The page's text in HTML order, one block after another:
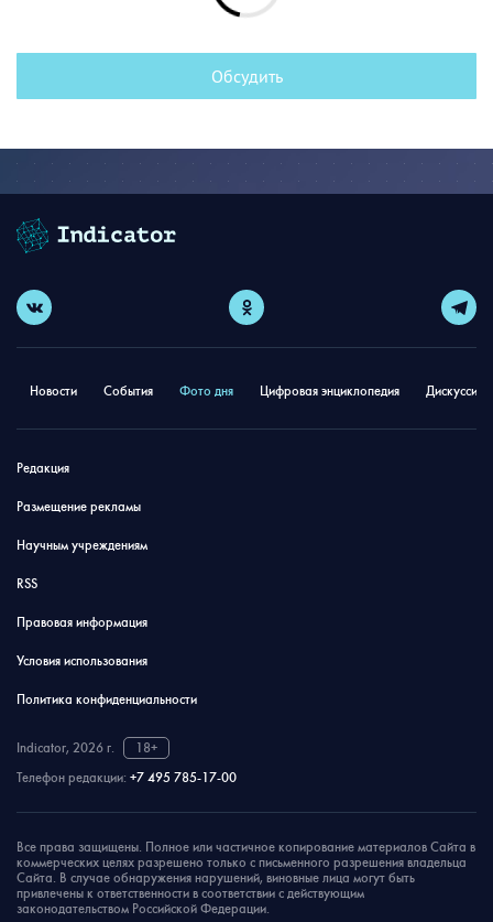
Обсудить
Новости События Фото дня Цифровая энциклопедия
Редакция
Размещение рекламы
Научным учреждениям
RSS
Правовая информация
Условия использования
Политика конфиденциальности
Indicator, 2026 г.
18+
Телефон редакции: +7 495 785-17-00
Все права защищены. Полное или частичное копирование материалов Сайта в
коммерческих целях разрешено только с письменного разрешения владельца
Сайта. В случае обнаружения нарушений, виновные лица могут быть
привлечены к ответственности в соответствии с действующим
законодательством Российской Федерации.